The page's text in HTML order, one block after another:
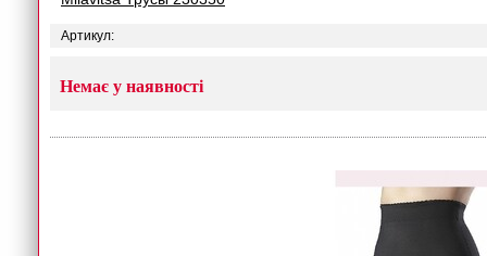
Артикул:
Немає у наявності